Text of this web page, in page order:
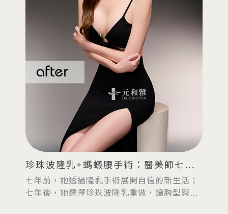
珍珠波隆乳+螞蟻腰手術：醫美師七年
後的前凸後翹升級計畫
七年前，她透過隆乳手術展開自信的新生活；
七年後，她選擇珍珠波隆乳重做，讓胸型與觸